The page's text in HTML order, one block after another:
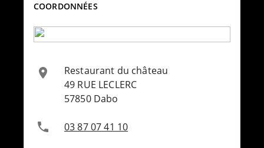
COORDONNÉES
Restaurant du château
49 RUE LECLERC
57850 Dabo
03 87 07 41 10